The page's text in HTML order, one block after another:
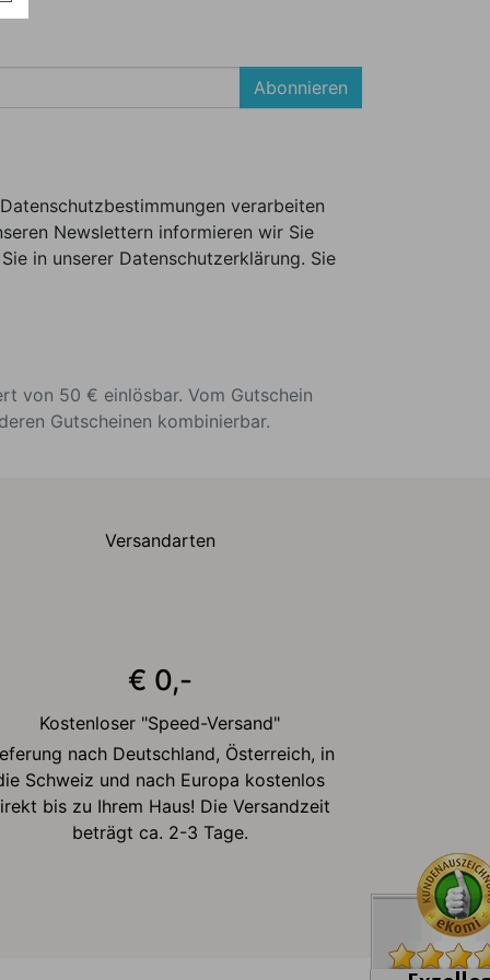
Abonnieren
verarbeiten
Newslettern informieren wir Sie
in unserer Datenschutzerklärung. Sie
von 50 € einlösbar. Vom Gutschein
Gutscheinen kombinierbar.
Versandarten
€ 0,-
Kostenloser "Speed-Versand"
nach Deutschland, Österreich, in
Schweiz und nach Europa kostenlos
bis zu Ihrem Haus! Die Versandzeit
beträgt ca. 2-3 Tage.